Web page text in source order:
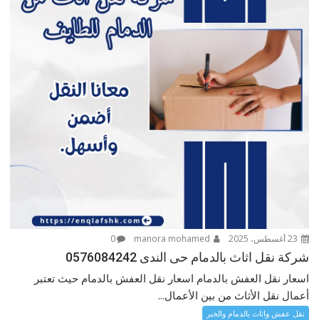
0
شركة نقل اثاث بالدمام حى الندى 0576084242
اسعار نقل العفش بالدمام اسعار نقل العفش بالدمام حيث تعتبر
أعمال نقل الأثاث من بين الأعمال...
نقل عفش واثاث بالدمام والخبر